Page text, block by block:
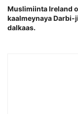
Muslimiinta Ireland
kaalmeynaya Darbi-
dalkaas.